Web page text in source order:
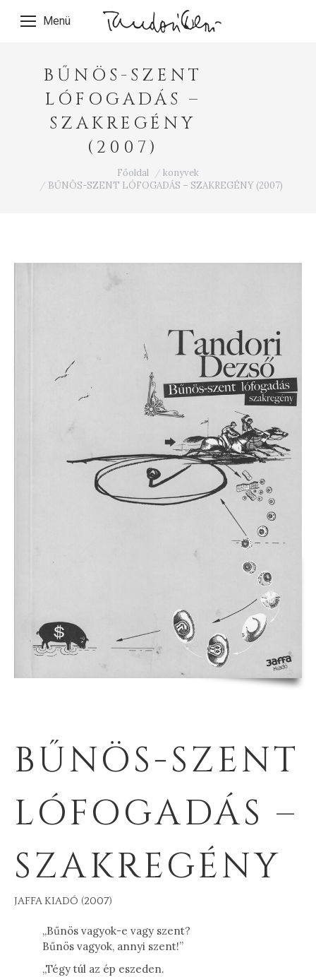
Menü
BŰNÖS-SZENT
LÓFOGADÁS –
SZAKREGÉNY
(2007)
Főoldal
konyvek
BŰNÖS-SZENT LÓFOGADÁS – SZAKREGÉNY (2007)
BŰNÖS-SZENT
LÓFOGADÁS –
SZAKREGÉNY
JAFFA KIADÓ (2007)
„Bűnös vagyok-e vagy szent?
Bűnös vagyok, annyi szent!”
„Tégy túl az ép eszeden.